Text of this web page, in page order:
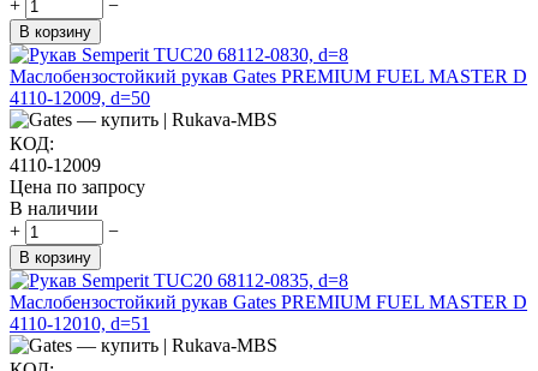
+
−
В корзину
Маслобензостойкий рукав Gates PREMIUM FUEL MASTER D
4110-12009, d=50
КОД:
4110-12009
Цена по запросу
В наличии
+
−
В корзину
Маслобензостойкий рукав Gates PREMIUM FUEL MASTER D
4110-12010, d=51